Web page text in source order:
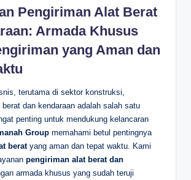
Pengiriman Alat Berat
Armada Khusus
yang Aman dan
terutama di sektor konstruksi,
dan kendaraan adalah salah satu
penting untuk mendukung kelancaran
Group memahami betul pentingnya
beratyang aman dan tepat waktu. Kami
pengiriman alat berat dan
armada khusus yang sudah teruji